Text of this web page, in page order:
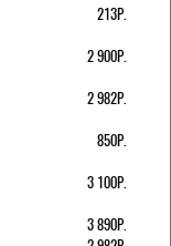
213Р.
2 900Р.
2 982Р.
850Р.
3 100Р.
3 890Р.